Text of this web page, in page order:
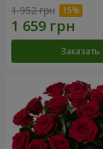
1 952 грн
Заказать